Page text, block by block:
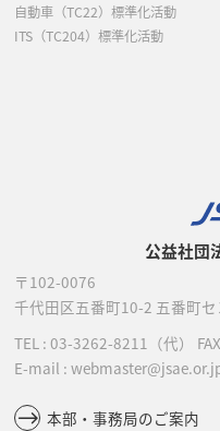
公益社団
〒102-0076
千代田区五番町10-2 五番町
TEL : 03-3262-8211 （代）
E-mail :
本部・事務局のご案内
自動車（TC22）標準化活動
ITS（TC204）標準化活動